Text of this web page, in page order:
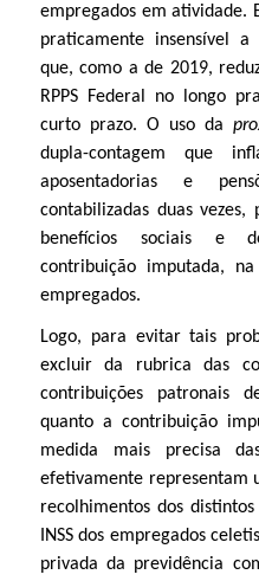
empregados em atividade.
praticamente insensível
que, como a de 2019,
RPPS Federal no longo
curto prazo. O uso da
dupla-contagem que
aposentadorias e
contabilizadas duas
benefícios sociais e
contribuição imputada,
empregados.
Logo, para evitar tais
excluir da rubrica das
contribuições patronais
quanto a contribuição
medida mais precisa
efetivamente representam
recolhimentos dos
INSS dos empregados
privada da previdência